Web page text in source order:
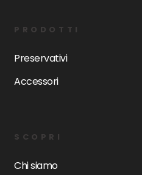
PRODOTTI
Preservativi
Accessori
SCOPRI
Chi siamo